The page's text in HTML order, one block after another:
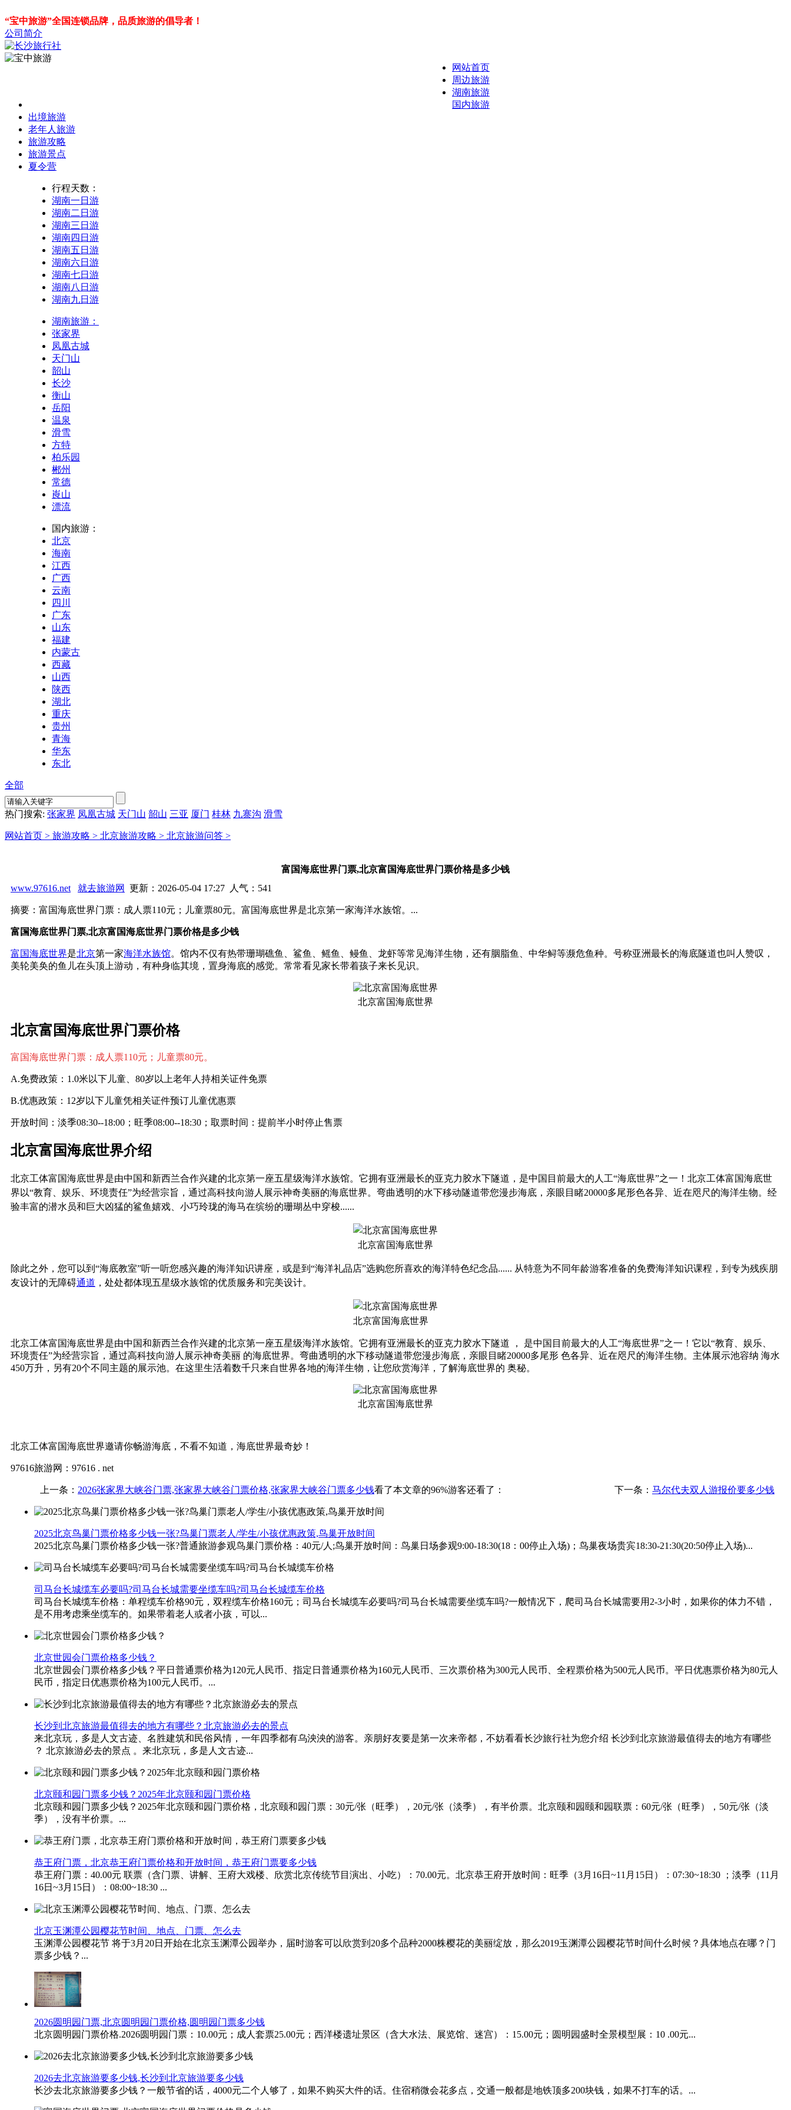
“宝中旅游”全国连锁品牌，品质旅游的倡导者！
公司简介
网站首页
周边旅游
湖南旅游
国内旅游
出境旅游
老年人旅游
旅游攻略
旅游景点
夏令营
行程天数：
湖南一日游
湖南二日游
湖南三日游
湖南四日游
湖南五日游
湖南六日游
湖南七日游
湖南八日游
湖南九日游
湖南旅游：
张家界
凤凰古城
天门山
韶山
长沙
衡山
岳阳
温泉
滑雪
方特
柏乐园
郴州
常德
崀山
漂流
国内旅游：
北京
海南
江西
广西
云南
四川
广东
山东
福建
内蒙古
西藏
山西
陕西
湖北
重庆
贵州
青海
华东
东北
全部
热门搜索: 张家界 凤凰古城 天门山 韶山 三亚 厦门 桂林 九寨沟 滑雪
网站首页 > 旅游攻略 > 北京旅游攻略 > 北京旅游问答 >
富国海底世界门票,北京富国海底世界门票价格是多少钱
www.97616.net
就去旅游网 更新：2026-05-04 17:27 人气： 541
摘要：富国海底世界门票：成人票110元；儿童票80元。富国海底世界是北京第一家海洋水族馆。...
富国海底世界门票,北京富国海底世界门票价格是多少钱
富国海底世界是北京第一家海洋水族馆。馆内不仅有热带珊瑚礁鱼、鲨鱼、鳐鱼、鳗鱼、龙虾等常见海洋生物，还有胭脂鱼、中华鲟等濒危鱼种。号称亚洲最长的海底隧道也叫人赞叹，
美轮美奂的鱼儿在头顶上游动，有种身临其境，置身海底的感觉。常常看见家长带着孩子来长见识。
北京富国海底世界
北京富国海底世界门票价格
富国海底世界门票：成人票110元；儿童票80元。
A.免费政策：1.0米以下儿童、80岁以上老年人持相关证件免票
B.优惠政策：12岁以下儿童凭相关证件预订儿童优惠票
开放时间：淡季08:30--18:00；旺季08:00--18:30；取票时间：提前半小时停止售票
北京富国海底世界介绍
北京工体富国海底世界是由中国和新西兰合作兴建的北京第一座五星级海洋水族馆。它拥有亚洲最长的亚克力胶水下隧道，是中国目前最大的人工“海底世界”之一！ 北京工体富国海底世
界以“教育、娱乐、环境责任”为经营宗旨，通过高科技向游人展示神奇美丽的海底世界。弯曲透明的水下移动隧道带您漫步海底，亲眼目睹20000多尾形色各异、近在咫尺的海洋生物。经
验丰富的潜水员和巨大凶猛的鲨鱼嬉戏、小巧玲珑的海马在缤纷的珊瑚丛中穿梭......
北京富国海底世界
除此之外，您可以到“海底教室”听一听您感兴趣的海洋知识讲座，或是到“海洋礼品店”选购您所喜欢的海洋特色纪念品...... 从特意为不同年龄游客准备的免费海洋知识课程，到专为残疾朋
友设计的无障碍通道 ，处处都体现五星级水族馆的优质服务和完美设计。
北京富国海底世界
北京工体富国海底世界是由中国和新西兰合作兴建的北京第一座五星级海洋水族馆。它拥有亚洲最长的亚克力胶水下隧道 ， 是中国目前最大的人工“海底世界”之一！它以“教育、娱乐、
环境责任”为经营宗旨，通过高科技向游人展示神奇美丽 的海底世界。弯曲透明的水下移动隧道带您漫步海底，亲眼目睹20000多尾形 色各异、近在咫尺的海洋生物。主体展示池容纳 海水
450万升，另有20个不同主题的展示池。在这里生活着数千只来自世界各地的海洋生物，让您欣赏海洋，了解海底世界的 奥秘。
北京富国海底世界
北京工体富国海底世界邀请你畅游海底，不看不知道，海底世界最奇妙！
97616旅游网：97616 . net
上一条： 2026张家界大峡谷门票,张家界大峡谷门票价格,张家界大峡谷门票多少钱 下一条： 马尔代夫双人游报价要多少钱
看了本文章的96%游客还看了：
2025北京鸟巢门票价格多少钱一张?鸟巢门票老人/学生/小孩优惠政策,鸟巢开放时间
2025北京鸟巢门票价格多少钱一张?普通旅游参观鸟巢门票价格：40元/人;鸟巢开放时间：鸟巢日场参观9:00-18:30(18：00停止入场)；鸟巢夜场贵宾18:30-21:30(20:50停止入场)...
司马台长城缆车必要吗?司马台长城需要坐缆车吗?司马台长城缆车价格
司马台长城缆车价格：单程缆车价格90元，双程缆车价格160元；司马台长城缆车必要吗?司马台长城需要坐缆车吗?一般情况下，爬司马台长城需要用2-3小时，如果你的体力不错，
是不用考虑乘坐缆车的。如果带着老人或者小孩，可以...
北京世园会门票价格多少钱？
北京世园会门票价格多少钱？平日普通票价格为120元人民币、指定日普通票价格为160元人民币、三次票价格为300元人民币、全程票价格为500元人民币。平日优惠票价格为80元人
民币，指定日优惠票价格为100元人民币。​...
长沙到北京旅游最值得去的地方有哪些？北京旅游必去的景点
来北京玩，多是人文古迹、名胜建筑和民俗风情，一年四季都有乌泱泱的游客。亲朋好友要是第一次来帝都，不妨看看长沙旅行社为您介绍 长沙到北京旅游最值得去的地方有哪些
？ 北京旅游必去的景点 。来北京玩，多是人文古迹...
北京颐和园门票多少钱？2025年北京颐和园门票价格
北京颐和园门票多少钱？2025年北京颐和园门票价格，北京颐和园门票：30元/张（旺季），20元/张（淡季），有半价票。北京颐和园颐和园联票：60元/张（旺季），50元/张（淡
季），没有半价票。...
恭王府门票，北京恭王府门票价格和开放时间，恭王府门票要多少钱
恭王府门票：40.00元 联票（含门票、讲解、王府大戏楼、欣赏北京传统节目演出、小吃）：70.00元。北京恭王府开放时间：旺季（3月16日~11月15日）：07:30~18:30 ；淡季（11月
16日~3月15日）：08:00~18:30 ...
北京玉渊潭公园樱花节时间、地点、门票、怎么去
玉渊潭公园樱花节 将于3月20日开始在北京玉渊潭公园举办，届时游客可以欣赏到20多个品种2000株樱花的美丽绽放，那么2019玉渊潭公园樱花节时间什么时候？具体地点在哪？门
票多少钱？...
2026圆明园门票,北京圆明园门票价格,圆明园门票多少钱
北京圆明园门票价格.2026圆明园门票：10.00元；成人套票25.00元；西洋楼遗址景区（含大水法、展览馆、迷宫）：15.00元；圆明园盛时全景模型展：10 .00元...
2026去北京旅游要多少钱,长沙到北京旅游要多少钱
长沙去北京旅游要多少钱？一般节省的话，4000元二个人够了，如果不购买大件的话。住宿稍微会花多点，交通一般都是地铁顶多200块钱，如果不打车的话。...